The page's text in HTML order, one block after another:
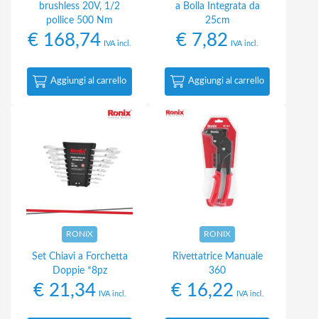
brushless 20V, 1/2
pollice 500 Nm
€ 168,74 IVA incl.
Aggiungi al carrello
a Bolla Integrata da
25cm
€ 7,82 IVA incl.
Aggiungi al carrello
RONIX
Set Chiavi a Forchetta
Doppie *8pz
€21,34 IVA incl.
RONIX
Rivettatrice Manuale
360
€16,22 IVA incl.